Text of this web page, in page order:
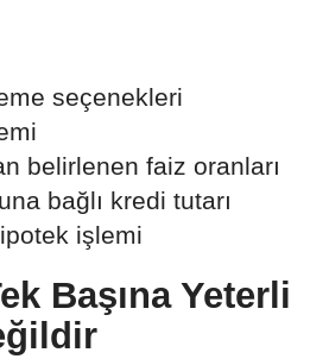
seçenekleri
belirlenen faiz oranları
bağlı kredi tutarı
işlemi
Başına Yeterli